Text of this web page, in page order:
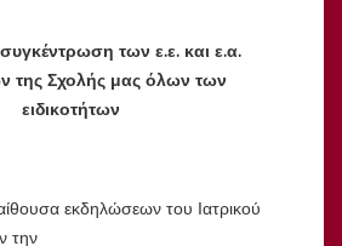
των ε.ε. και ε.α.
της Σχολής μας όλων των
ειδικοτήτων
εκδηλώσεων του Ιατρικού
την